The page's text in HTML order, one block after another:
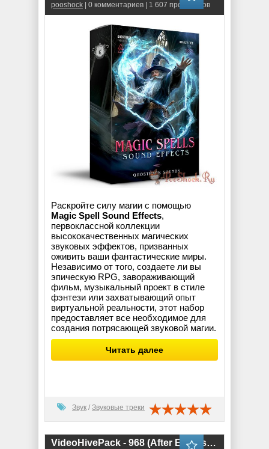
pooshock | 0 комментариев | 1 607 просмотров
Раскройте силу магии с помощью
Magic Spell Sound Effects,
первоклассной коллекции
высококачественных магических
звуковых эффектов, призванных
оживить ваши фантастические миры.
Независимо от того, создаете ли вы
эпическую RPG, завораживающий
фильм, музыкальный проект в стиле
фэнтези или захватывающий опыт
виртуальной реальности, этот набор
предоставляет все необходимое для
создания потрясающей звуковой магии.
Читать далее
Звук / Звуковые треки
VideoHivePack - 968 (After Effects Projects Pack)